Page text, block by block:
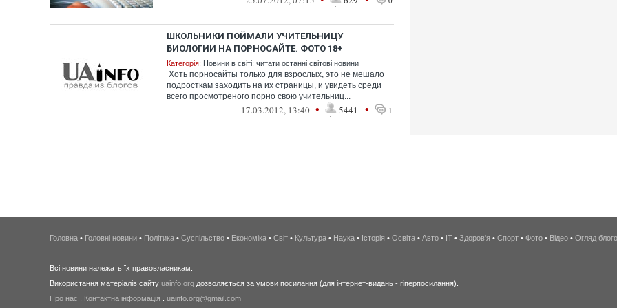
ШКОЛЬНИКИ ПОЙМАЛИ УЧИТЕЛЬНИЦУ
БИОЛОГИИ НА ПОРНОСАЙТЕ. ФОТО 18+
Категорія: Новини в світі: читати останні світові новини
Хоть порносайты только для взрослых, это не мешало
подросткам заходить на их страницы, и увидеть среди
всего просмотреного порно свою учительниц...
17.03.2012, 13:40 • 5441 • 1
Головна • Головні новини • Політика • Суспільство • Економіка • Світ • Культура • Наука • Історія • Освіта • Авто • IT • Здоров'я • Спорт • Фото • Відео • Огляд
Всі новини належать їх правовласникам.
Використання матеріалів сайту uainfo.org дозволяється за умови посилання (для інтернет-видань - гіперпосилання).
Про нас
Контактна інформація uainfo.org@gmail.com